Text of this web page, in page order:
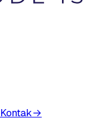
Kontak→